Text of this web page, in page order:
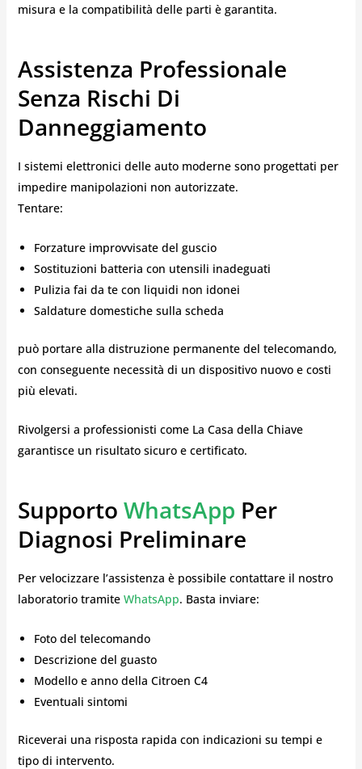
misura e la compatibilità delle parti è garantita.
Assistenza Professionale
Senza Rischi Di
Danneggiamento
I sistemi elettronici delle auto moderne sono progettati per
impedire manipolazioni non autorizzate.
Tentare:
Forzature improvvisate del guscio
Sostituzioni batteria con utensili inadeguati
Pulizia fai da te con liquidi non idonei
Saldature domestiche sulla scheda
può portare alla distruzione permanente del telecomando,
con conseguente necessità di un dispositivo nuovo e costi
più elevati.
Rivolgersi a professionisti come La Casa della Chiave
garantisce un risultato sicuro e certificato.
Supporto WhatsApp Per
Diagnosi Preliminare
Per velocizzare l’assistenza è possibile contattare il nostro
laboratorio tramite WhatsApp. Basta inviare:
Foto del telecomando
Descrizione del guasto
Modello e anno della Citroen C4
Eventuali sintomi
Riceverai una risposta rapida con indicazioni su tempi e
tipo di intervento.